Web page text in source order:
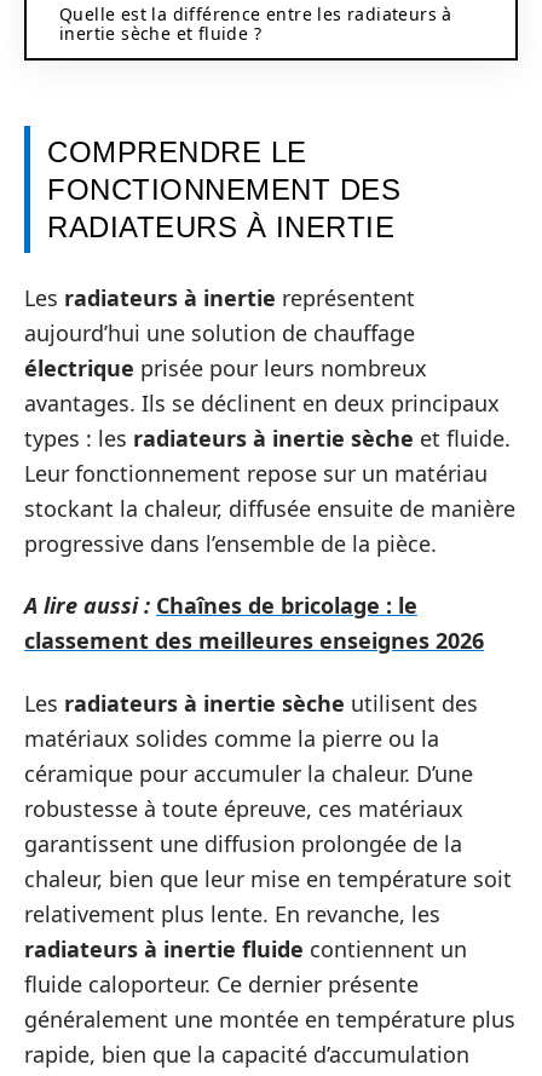
Quelle est la différence entre les radiateurs à
inertie sèche et fluide ?
COMPRENDRE LE
FONCTIONNEMENT DES
RADIATEURS À INERTIE
Les radiateurs à inertie représentent
aujourd’hui une solution de chauffage
électrique prisée pour leurs nombreux
avantages. Ils se déclinent en deux principaux
types : les radiateurs à inertie sèche et fluide.
Leur fonctionnement repose sur un matériau
stockant la chaleur, diffusée ensuite de manière
progressive dans l’ensemble de la pièce.
A lire aussi : Chaînes de bricolage : le
classement des meilleures enseignes 2026
Les radiateurs à inertie sèche utilisent des
matériaux solides comme la pierre ou la
céramique pour accumuler la chaleur. D’une
robustesse à toute épreuve, ces matériaux
garantissent une diffusion prolongée de la
chaleur, bien que leur mise en température soit
relativement plus lente. En revanche, les
radiateurs à inertie fluide contiennent un
fluide caloporteur. Ce dernier présente
généralement une montée en température plus
rapide, bien que la capacité d’accumulation